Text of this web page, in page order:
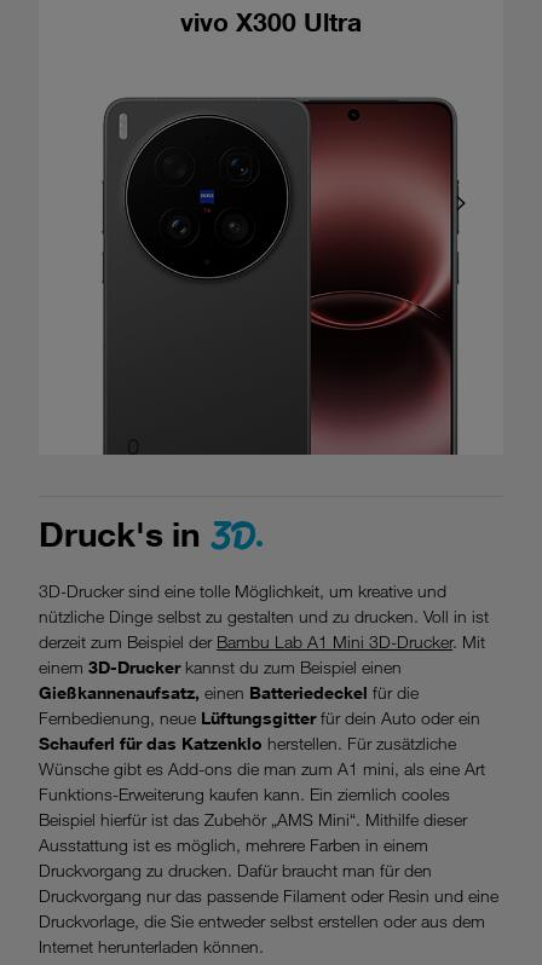
vivo X300 Ultra
Druck's in 3D.
3D-Drucker sind eine tolle Möglichkeit, um kreative und
nützliche Dinge selbst zu gestalten und zu drucken. Voll in ist
derzeit zum Beispiel der Bambu Lab A1 Mini 3D-Drucker. Mit
einem 3D-Druckerkannst du zum Beispiel einen
Gießkannenaufsatz, einen Batteriedeckel für die
Fernbedienung, neue Lüftungsgitterfür dein Auto oder ein
Schauferl für das Katzenklo herstellen. Für zusätzliche
Wünsche gibt es Add-ons die man zum A1 mini, als eine Art
Funktions-Erweiterung kaufen kann. Ein ziemlich cooles
Beispiel hierfür ist das Zubehör „AMS Mini“. Mithilfe dieser
Ausstattung ist es möglich, mehrere Farben in einem
Druckvorgang zu drucken. Dafür braucht man für den
Druckvorgang nur das passende Filament oder Resin und eine
Druckvorlage, die Sie entweder selbst erstellen oder aus dem
Internet herunterladen können.